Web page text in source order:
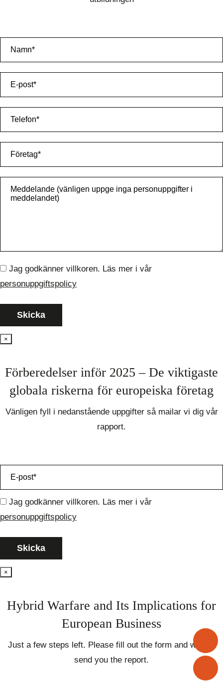
Jag godkänner villkoren. Läs mer i vår
personuppgiftspolicy
×
Förberedelser inför 2025 – De viktigaste
globala riskerna för europeiska företag
Vänligen fyll i nedanstående uppgifter så mailar vi dig vår
rapport.
Jag godkänner villkoren. Läs mer i vår
personuppgiftspolicy
×
Hybrid Warfare and Its Implications for
European Business
Just a few steps left. Please fill out the form and we will
send you the report.